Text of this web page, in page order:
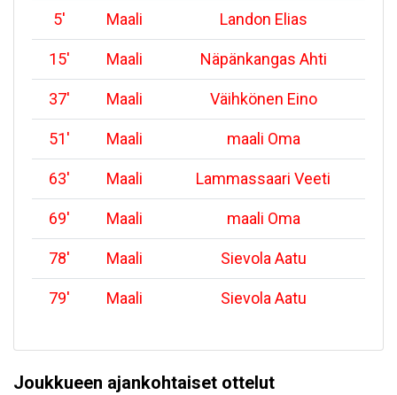
5' Maali Landon Elias
15' Maali Näpänkangas Ahti
37' Maali Väihkönen Eino
51' Maali maali Oma
63' Maali Lammassaari Veeti
69' Maali maali Oma
78' Maali Sievola Aatu
79' Maali Sievola Aatu
Joukkueen ajankohtaiset ottelut